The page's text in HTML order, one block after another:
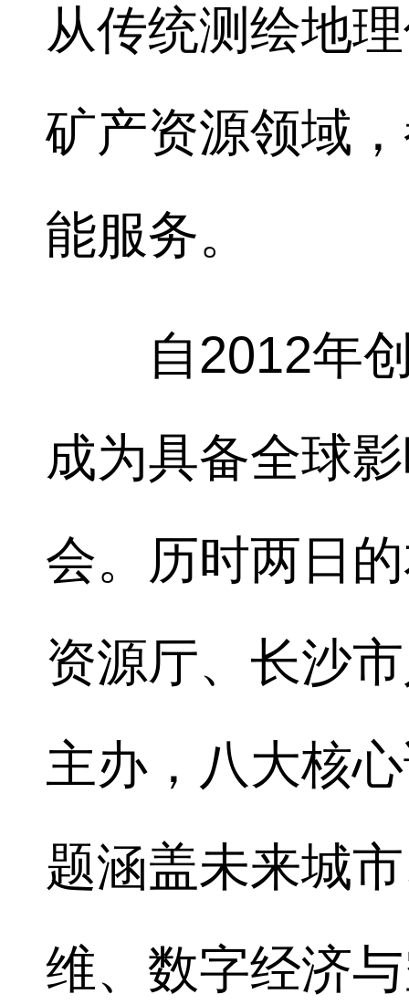
从传统测绘地
矿产资源领域
能服务。
自2012年创
成为具备全球
会。历时两日
资源厅、长沙
主办，八大核
题涵盖未来城
维、数字经济